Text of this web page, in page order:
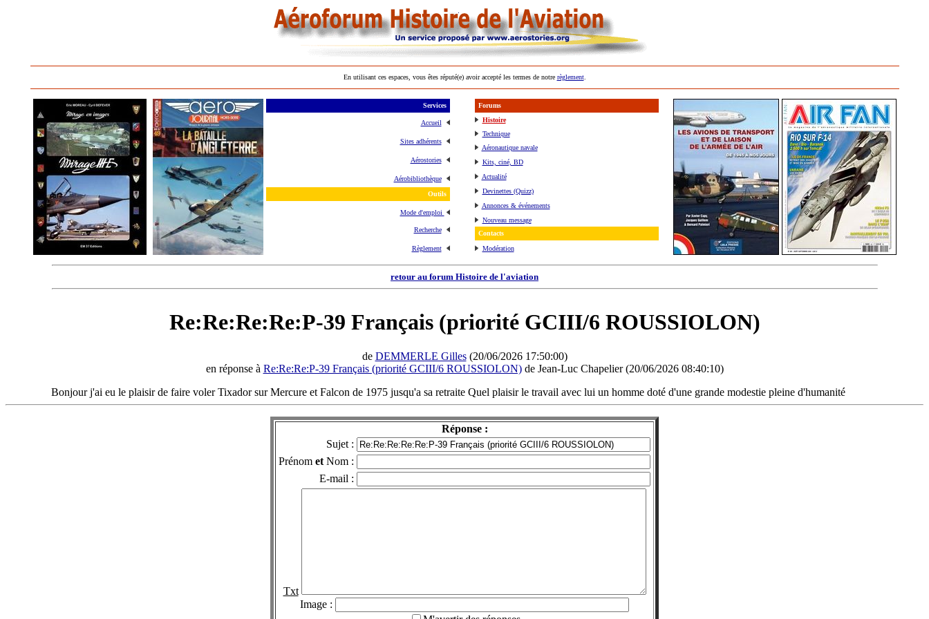
En utilisant ces espaces, vous êtes réputé(e) avoir accepté les termes de notre règlement.
Services
Accueil
Sites adhérents
Aérostories
Aérobibliothèque
Outils
Mode d'emploi
Recherche
Règlement
Forums
Histoire
Technique
Aéronautique navale
Kits, ciné, BD
Actualité
Devinettes (Quizz)
Annonces & événements
Nouveau message
Contacts
Modération
retour au forum Histoire de l'aviation
Re:Re:Re:Re:P-39 Français (priorité GCIII/6 ROUSSIOLON)
de DEMMERLE Gilles(20/06/2026 17:50:00)
en réponse à Re:Re:Re:P-39 Français (priorité GCIII/6 ROUSSIOLON)de Jean-Luc Chapelier (20/06/2026 08:40:10)
Bonjour j'ai eu le plaisir de faire voler Tixador sur Mercure et Falcon de 1975 jusqu'a sa retraite Quel plaisir le travail avec lui un homme doté d'une grande modestie pleine d'humanité
Réponse :
Sujet :
Prénom et Nom :
E-mail :
Txt
Image :